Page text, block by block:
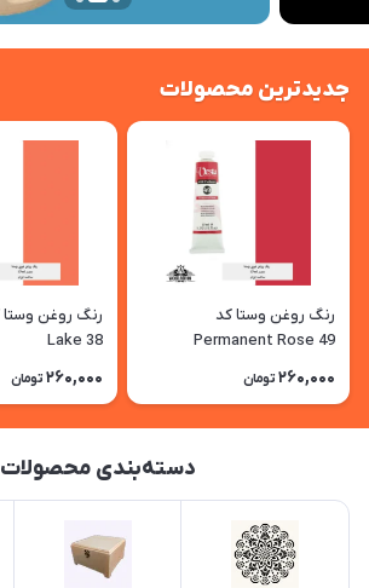
جدیدترین محصولات
رنگ روغن وستا کد
Permanent Rose 49
260,000 تومان
Lake 38
260,000 تومان
دسته‌بندی محصولات